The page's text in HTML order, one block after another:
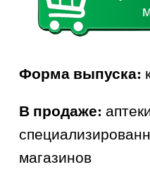
Форма выпуска:
В продаже:
магазинов